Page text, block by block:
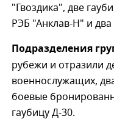
"Гвоздика", две
РЭБ "Анклав-Н" и
Подразделения
рубежи и отразили
военнослужащих,
боевые
гаубицу Д-30.